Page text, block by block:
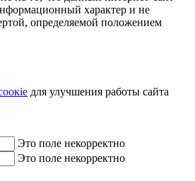
характер и не
определяемой положением
для улучшения работы сайта
Это поле некорректно
Это поле некорректно